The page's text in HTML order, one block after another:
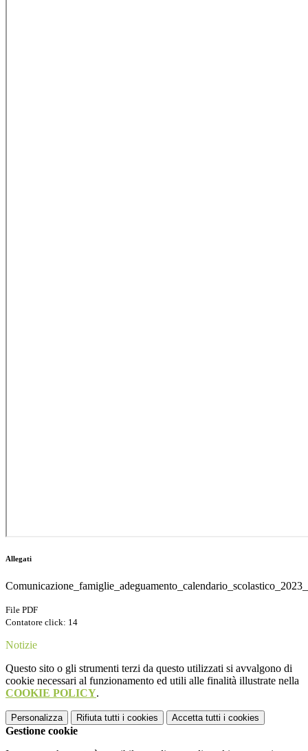
Allegati
File PDF
Contatore click: 14
Notizie
Questo sito o gli strumenti terzi da questo utilizzati si avvalgono di
cookie necessari al funzionamento ed utili alle finalità illustrate nella
COOKIE POLICY.
Personalizza Rifiuta tutti i cookies Accetta tutti i cookies
Gestione cookie